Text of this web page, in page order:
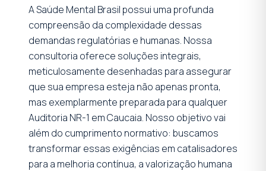
A Saúde Mental Brasil possui uma profunda
compreensão da complexidade dessas
demandas regulatórias e humanas. Nossa
consultoria oferece soluções integrais,
meticulosamente desenhadas para assegurar
que sua empresa esteja não apenas pronta,
mas exemplarmente preparada para qualquer
Auditoria NR-1 em Caucaia. Nosso objetivo vai
além do cumprimento normativo: buscamos
transformar essas exigências em catalisadores
para a melhoria contínua, a valorização humana